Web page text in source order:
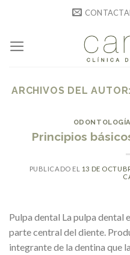
ARCHIVOS DEL AUTOR:
Principios
PUBLICADO EL 13 DE
Pulpa dental La pulpa dental
parte central del diente.
integrante de la dentina que